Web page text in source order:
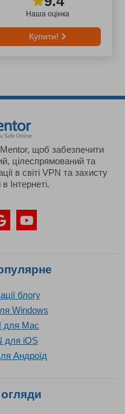
Наша оцінка
Купити!
щоб забезпечити
цілеспрямований та
в світі VPN та захисту
Інтернеті.
блогу
Windows
для Mac
для iOS
Андроїд